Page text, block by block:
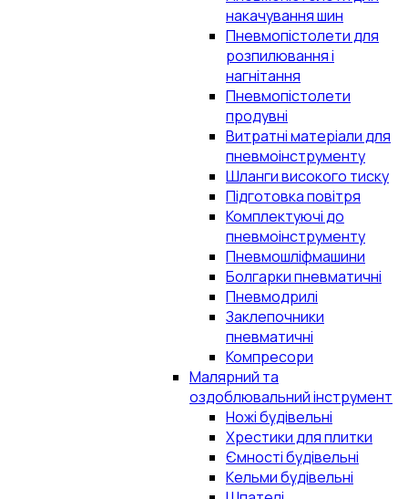
накачування шин
Пневмопістолети для
розпилювання і
нагнітання
Пневмопістолети
продувні
Витратні матеріали для
пневмоінструменту
Шланги високого тиску
Підготовка повітря
Комплектуючі до
пневмоінструменту
Пневмошліфмашини
Болгарки пневматичні
Пневмодрилі
Заклепочники
пневматичні
Компресори
Малярний та
оздоблювальний інструмент
Ножі будівельні
Хрестики для плитки
Ємності будівельні
Кельми будівельні